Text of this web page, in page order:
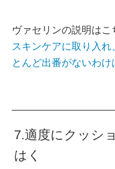
ヴァセリンの説明は
スキンケアに取り入
とんど出番がないわけ
7.適度にクッシ
はく